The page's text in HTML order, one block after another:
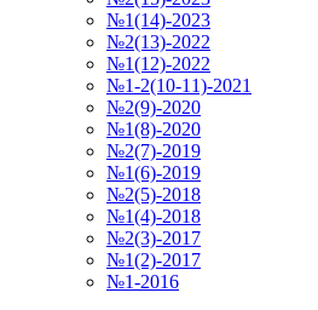
№1(14)-2023
№2(13)-2022
№1(12)-2022
№1-2(10-11)-2021
№2(9)-2020
№1(8)-2020
№2(7)-2019
№1(6)-2019
№2(5)-2018
№1(4)-2018
№2(3)-2017
№1(2)-2017
№1-2016